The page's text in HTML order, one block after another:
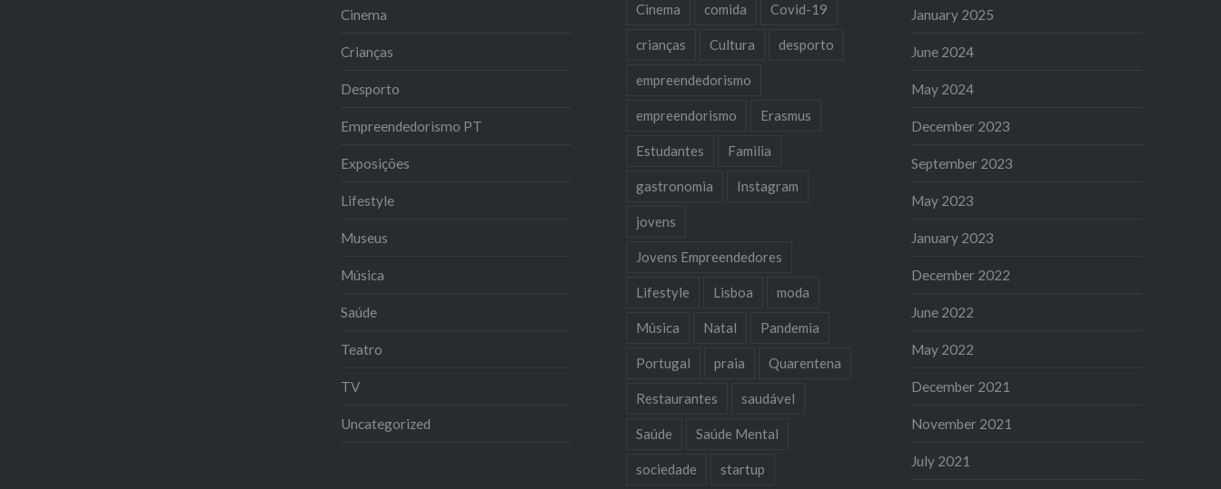
Cinema
Crianças
Desporto
Empreendedorismo PT
Exposições
Lifestyle
Museus
Música
Saúde
Teatro
TV
Uncategorized
Cinema comida Covid-19
crianças Cultura desporto
empreendedorismo
empreendorismo Erasmus
Estudantes Familia
gastronomia Instagram
jovens
Jovens Empreendedores
Lifestyle Lisboa moda
Música Natal Pandemia
Portugal praia Quarentena
Restaurantes saudável
Saúde Saúde Mental
sociedade startup
January 2025
June 2024
May 2024
December 2023
September 2023
May 2023
January 2023
December 2022
June 2022
May 2022
December 2021
November 2021
July 2021